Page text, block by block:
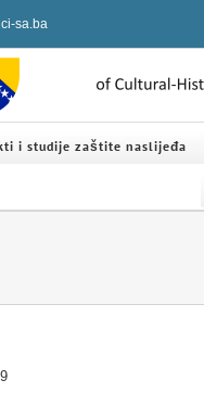
sa.ba
i studije zaštite naslijeđa